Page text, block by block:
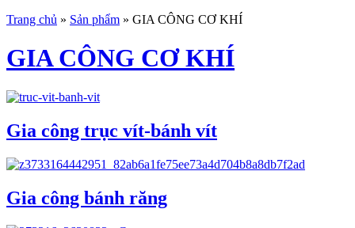
Trang chủ » Sản phẩm » GIA CÔNG CƠ KHÍ
GIA CÔNG CƠ KHÍ
Gia công trục vít-bánh vít
Gia công bánh răng